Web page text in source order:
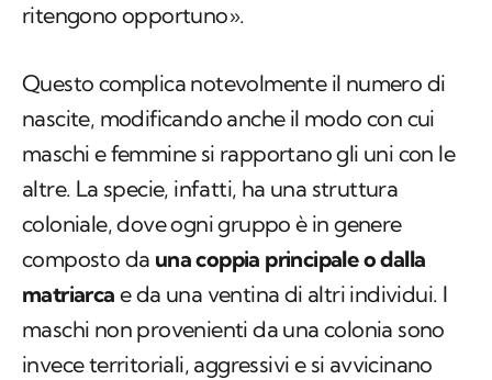
ritengono opportuno».
Questo complica notevolmente il numero di
nascite, modificando anche il modo con cui
maschi e femmine si rapportano gli uni con le
altre. La specie, infatti, ha una struttura
coloniale, dove ogni gruppo è in genere
composto da una coppia principale o dalla
matriarca e da una ventina di altri individui. I
maschi non provenienti da una colonia sono
invece territoriali, aggressivi e si avvicinano